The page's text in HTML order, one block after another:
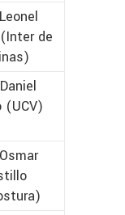
de
(UCV)